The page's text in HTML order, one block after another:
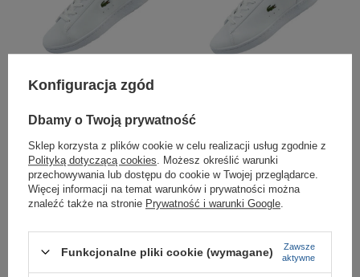
Buty damskie sportowe Lacoste
Carnaby [748SUJ001321G]
261,81 zł -269,00 zł szt.
+ Dodaj do porównania
249,00 zł
+ Dodaj do porównania
Konfiguracja zgód
Dbamy o Twoją prywatność
Sklep korzysta z plików cookie w celu realizacji usług zgodnie z
Polityką dotyczącą cookies . Możesz określić warunki
przechowywania lub dostępu do cookie w Twojej przeglądarce.
Więcej informacji na temat warunków i prywatności można
znaleźć także na stronie Prywatność i warunki Google
Funkcjonalne pliki cookie (wymagane)
Zawsze
aktywne